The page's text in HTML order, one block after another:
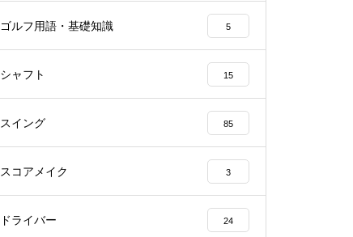
ゴルフ用語・基礎知識 5
シャフト 15
スイング 85
スコアメイク 3
ドライバー 24